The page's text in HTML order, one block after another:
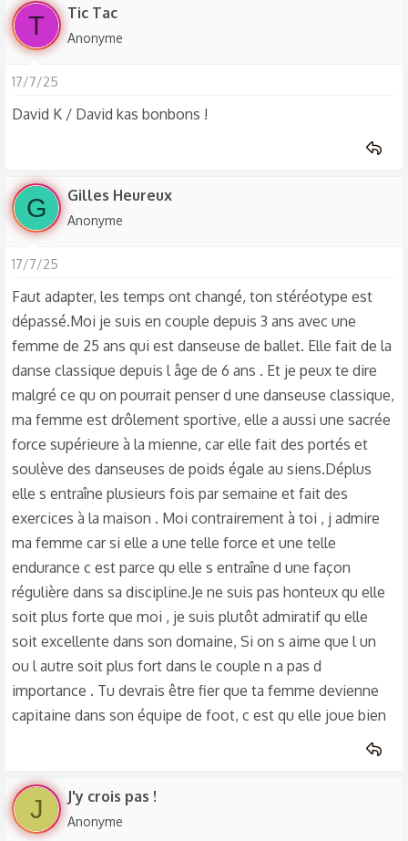
T Tic Tac
Anonyme
17/7/25
David K / David kas bonbons !
G Gilles Heureux
Anonyme
17/7/25
Faut adapter, les temps ont changé, ton stéréotype est
dépassé.Moi je suis en couple depuis 3 ans avec une
femme de 25 ans qui est danseuse de ballet. Elle fait de la
danse classique depuis l âge de 6 ans . Et je peux te dire
malgré ce qu on pourrait penser d une danseuse classique,
ma femme est drôlement sportive, elle a aussi une sacrée
force supérieure à la mienne, car elle fait des portés et
soulève des danseuses de poids égale au siens.Déplus
elle s entraîne plusieurs fois par semaine et fait des
exercices à la maison . Moi contrairement à toi , j admire
ma femme car si elle a une telle force et une telle
endurance c est parce qu elle s entraîne d une façon
régulière dans sa discipline.Je ne suis pas honteux qu elle
soit plus forte que moi , je suis plutôt admiratif qu elle
soit excellente dans son domaine, Si on s aime que l un
ou l autre soit plus fort dans le couple n a pas d
importance . Tu devrais être fier que ta femme devienne
capitaine dans son équipe de foot, c est qu elle joue bien
J J'y crois pas !
Anonyme